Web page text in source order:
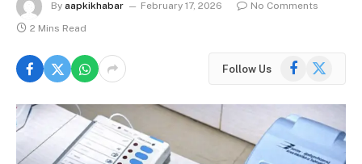
By aapkikhabar February 17, 2026
No Comments
2 Mins Read
Follow Us Facebook
X